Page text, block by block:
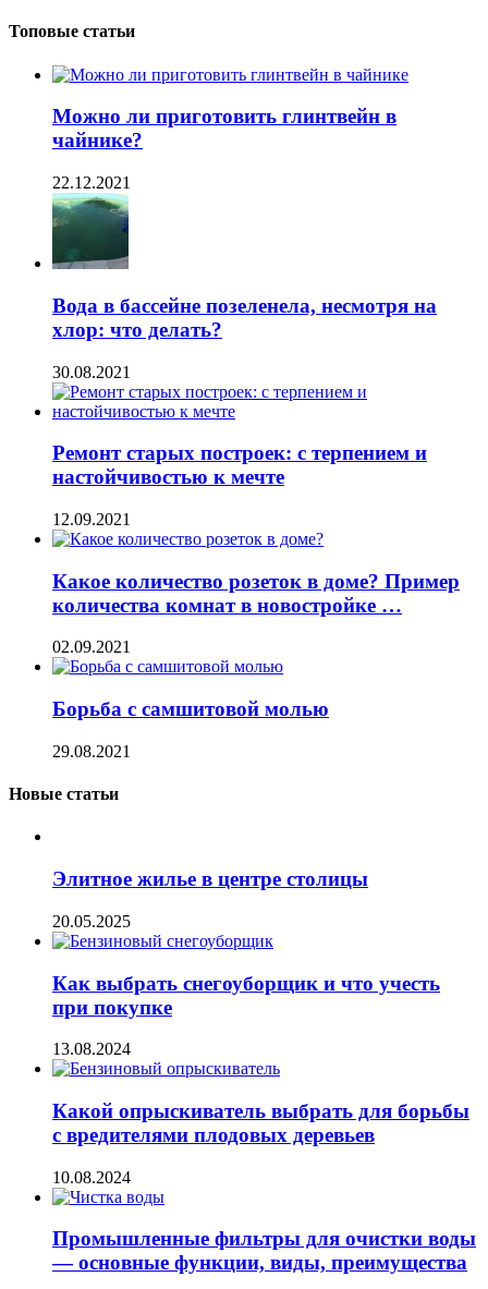
Топовые статьи
Можно ли приготовить глинтвейн в
чайнике?
22.12.2021
Вода в бассейне позеленела, несмотря на
хлор: что делать?
30.08.2021
Ремонт старых построек: с терпением и
настойчивостью к мечте
12.09.2021
Какое количество розеток в доме? Пример
количества комнат в новостройке …
02.09.2021
Борьба с самшитовой молью
29.08.2021
Новые статьи
Элитное жилье в центре столицы
20.05.2025
Как выбрать снегоуборщик и что учесть
при покупке
13.08.2024
Какой опрыскиватель выбрать для борьбы
с вредителями плодовых деревьев
10.08.2024
Промышленные фильтры для очистки воды
— основные функции, виды, преимущества